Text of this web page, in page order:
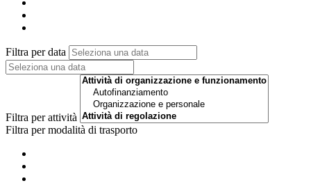
Filtra per data
Filtra per attività
Filtra per modalità di trasporto